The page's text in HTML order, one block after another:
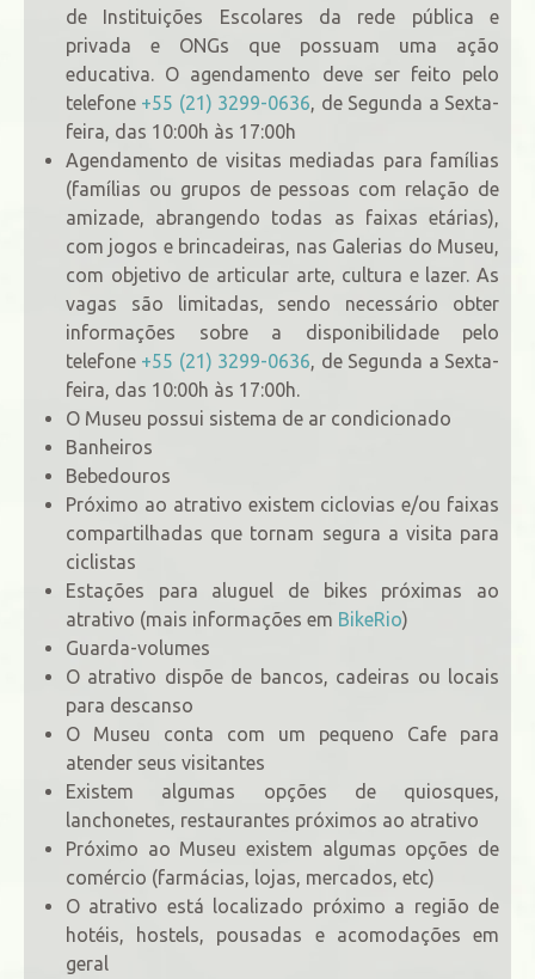
de Instituições Escolares da rede pública e
privada e ONGs que possuam uma ação
educativa. O agendamento deve ser feito pelo
telefone +55 (21) 3299-0636, de Segunda a Sexta-
feira, das 10:00h às 17:00h
Agendamento de visitas mediadas para famílias
(famílias ou grupos de pessoas com relação de
amizade, abrangendo todas as faixas etárias),
com jogos e brincadeiras, nas Galerias do Museu,
com objetivo de articular arte, cultura e lazer. As
vagas são limitadas, sendo necessário obter
informações sobre a disponibilidade pelo
telefone +55 (21) 3299-0636, de Segunda a Sexta-
feira, das 10:00h às 17:00h.
O Museu possui sistema de ar condicionado
Banheiros
Bebedouros
Próximo ao atrativo existem ciclovias e/ou faixas
compartilhadas que tornam segura a visita para
ciclistas
Estações para aluguel de bikes próximas ao
atrativo (mais informações em BikeRio)
Guarda-volumes
O atrativo dispõe de bancos, cadeiras ou locais
para descanso
O Museu conta com um pequeno Cafe para
atender seus visitantes
Existem algumas opções de quiosques,
lanchonetes, restaurantes próximos ao atrativo
Próximo ao Museu existem algumas opções de
comércio (farmácias, lojas, mercados, etc)
O atrativo está localizado próximo a região de
hotéis, hostels, pousadas e acomodações em
geral